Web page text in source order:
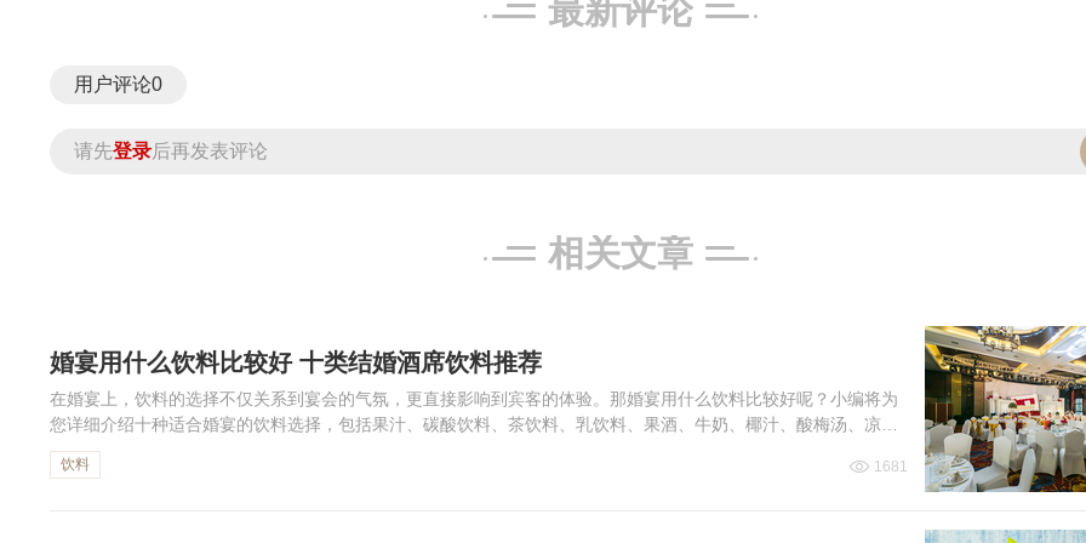
最新评论
用户评论0
请先登录后再发表评论
相关文章
婚宴用什么饮料比较好 十类结婚酒席饮料推荐
在婚宴上，饮料的选择不仅关系到宴会的气氛，更直接影响到宾客的体验。那婚宴用什么饮料比较好呢？小编将为
您详细介绍十种适合婚宴的饮料选择，包括果汁、碳酸饮料、茶饮料、乳饮料、果酒、牛奶、椰汁、酸梅汤、凉
茶、进口矿泉水。
饮料 1681